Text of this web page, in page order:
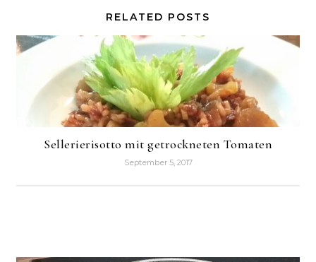
RELATED POSTS
Sellerierisotto mit getrockneten Tomaten
September 5, 2017